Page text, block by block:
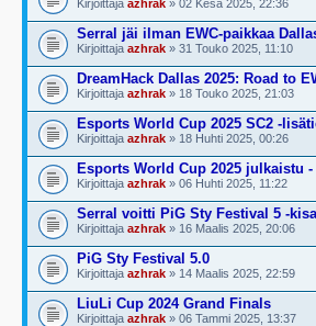
Kirjoittaja azhrak » 02 Kesä 2025, 22:36
Serral jäi ilman EWC-paikkaa
Kirjoittaja azhrak » 31 Touko 2025, 11:10
DreamHack Dallas 2025: Road to
Kirjoittaja azhrak » 18 Touko 2025, 21:03
Esports World Cup 2025 SC2 -
Kirjoittaja azhrak » 18 Huhti 2025, 00:26
Esports World Cup 2025 julkaistu
Kirjoittaja azhrak » 06 Huhti 2025, 11:22
Serral voitti PiG Sty Festival 5 -
Kirjoittaja azhrak » 16 Maalis 2025, 20:06
PiG Sty Festival 5.0
Kirjoittaja azhrak » 14 Maalis 2025, 22:59
LiuLi Cup 2024 Grand Finals
Kirjoittaja azhrak » 06 Tammi 2025, 13:37